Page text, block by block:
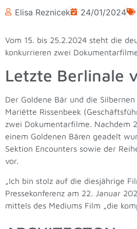
Elisa Reznicek 24/01/2024
Vom 15. bis 25.2.2024 steht die
konkurrieren zwei
Letzte Berlinale
Der Goldene Bär und die
Mariëtte Rissenbeek
zwei Dokumentarfilme. Nachdem
einem Goldenen Bären geadelt
Sektion Encounters sowie der
vor.
„Ich bin stolz auf die diesjährige
Pressekonferenz am 22. Januar
mittels des Mediums Film „die